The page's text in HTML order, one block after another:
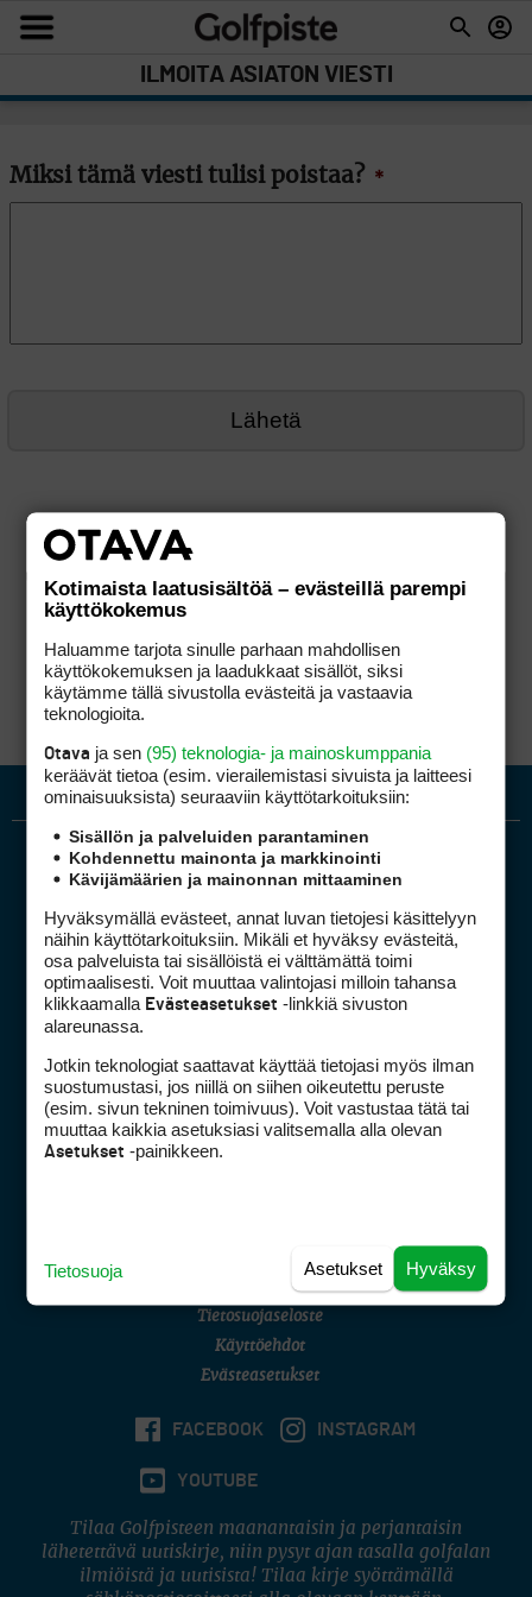
ILMOITA ASIATON VIESTI
Miksi tämä viesti tulisi poistaa? *
Golfpiste mediakortti
Golfpisteen yhteystiedot
DSA avoimuusraportti
Asiakaspalvelu
(digi) digi@otavamedia.fi
Tietosuojaseloste
Käyttöehdot
Evästeasetukset
FACEBOOK INSTAGRAM
YOUTUBE
Tilaa Golfpisteen maanantaisin ja perjantaisin
lähetettävä uutiskirje, niin pysyt ajan tasalla golfalan
ilmiöistä ja uutisista! Tilaa kirje syöttämällä
Kotimaista laatusisältöä – evästeillä parempi
käyttökokemus
Haluamme tarjota sinulle parhaan mahdollisen
käyttökokemuksen ja laadukkaat sisällöt, siksi
käytämme tällä sivustolla evästeitä ja vastaavia
teknologioita.
Otava ja sen (95) teknologia- ja mainoskumppania
keräävät tietoa (esim. vierailemis­tasi sivuista ja laitteesi
ominaisuuk­sista) seuraaviin käyttötarkoituksiin:
Sisällön ja palveluiden parantaminen
Kohdennettu mainonta ja markkinointi
Kävijämäärien ja mainonnan mittaaminen
Hyväksymällä evästeet, annat luvan tietojesi käsittelyyn
näihin käyttötarkoituksiin. Mikäli et hyväksy evästeitä,
osa palveluista tai sisällöistä ei välttämättä toimi
optimaalisesti. Voit muuttaa valintojasi milloin tahansa
klikkaamalla Evästeasetukset -linkkiä sivuston
alareunassa.
Jotkin teknologiat saattavat käyttää tietojasi myös ilman
suostumustasi, jos niillä on siihen oikeutettu peruste
(esim. sivun tekninen toimivuus). Voit vastustaa tätä tai
muuttaa kaikkia asetuksiasi valitsemalla alla olevan
Asetukset -painikkeen.
Hyväksy
Asetukset
Tietosuoja